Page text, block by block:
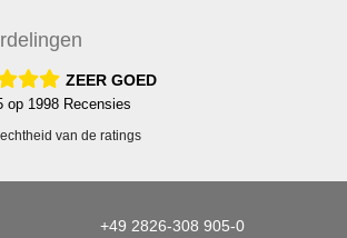
ZEER GOED
op 1998 Recensies
van de ratings
+49 2826-308 905-0